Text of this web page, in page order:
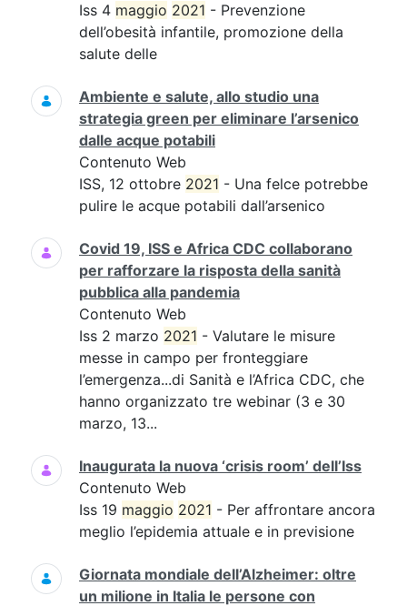
Iss 4 maggio 2021 - Prevenzione
dell’obesità infantile, promozione della
salute delle
Ambiente e salute, allo studio una
strategia green per eliminare l’arsenico
dalle acque potabili
Contenuto Web
ISS, 12 ottobre 2021 - Una felce potrebbe
pulire le acque potabili dall’arsenico
Covid 19, ISS e Africa CDC collaborano
per rafforzare la risposta della sanità
pubblica alla pandemia
Contenuto Web
Iss 2 marzo 2021 - Valutare le misure
messe in campo per fronteggiare
l’emergenza...di Sanità e l’Africa CDC, che
hanno organizzato tre webinar (3 e 30
marzo, 13...
Inaugurata la nuova ‘crisis room’ dell’Iss
Contenuto Web
Iss 19 maggio 2021 - Per affrontare ancora
meglio l’epidemia attuale e in previsione
Giornata mondiale dell’Alzheimer: oltre
un milione in Italia le persone con